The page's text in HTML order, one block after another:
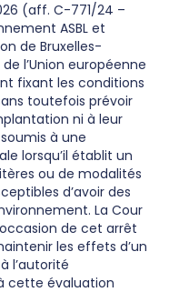
(aff. C-771/24 –
ASBL et
de Bruxelles-
l’Union européenne
fixant les conditions
toutefois prévoir
ni à leur
à une
lorsqu’il établit un
ou de modalités
d’avoir des
La Cour
de cet arrêt
les effets d’un
l’autorité
cette évaluation